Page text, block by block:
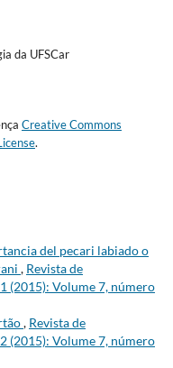
da UFSCar
Creative Commons
.
del pecari labiado o
, Revista de
(2015): Volume 7, número
, Revista de
(2015): Volume 7, número